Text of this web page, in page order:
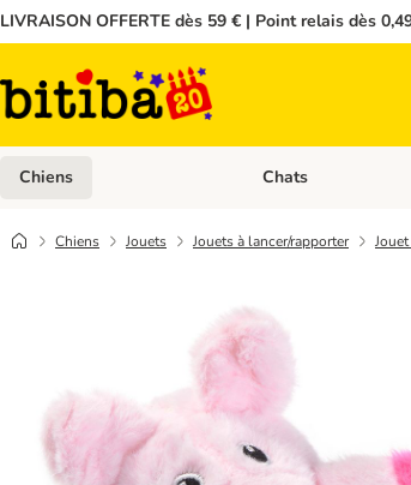
LIVRAISON OFFERTE dès 59 € | Point relais dès
Chiens Dérouler les
Chats
Chiens Jouets Jouets à lancer/rapporter